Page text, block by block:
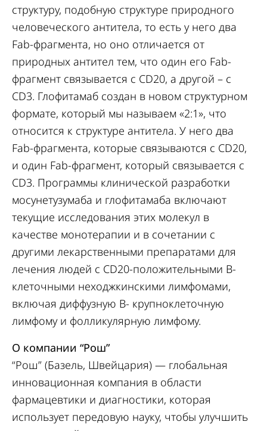
структуру, подобную структуре природного
человеческого антитела, то есть у него два
Fab-фрагмента, но оно отличается от
природных антител тем, что один его Fab-
фрагмент связывается с CD20, а другой – с
CD3. Глофитамаб создан в новом структурном
формате, который мы называем «2:1», что
относится к структуре антитела. У него два
Fab-фрагмента, которые связываются с CD20,
и один Fab-фрагмент, который связывается с
CD3. Программы клинической разработки
мосунетузумаба и глофитамаба включают
текущие исследования этих молекул в
качестве монотерапии и в сочетании с
другими лекарственными препаратами для
лечения людей с CD20-положительными В-
клеточными неходжкинскими лимфомами,
включая диффузную В- крупноклеточную
лимфому и фолликулярную лимфому.
О компании “Рош”
“Рош” (Базель, Швейцария) — глобальная
инновационная компания в области
фармацевтики и диагностики, которая
использует передовую науку, чтобы улучшить